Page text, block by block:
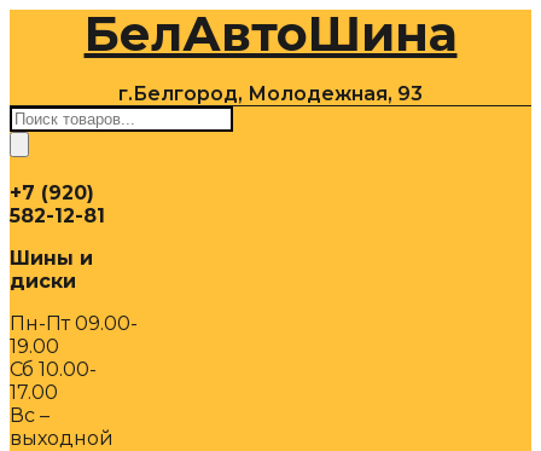
содержимомуБелАвтоШина
г.Белгород, Молодежная, 93
Поиск
товаров
+7 (920)
582-12-81
Шины и
диски
Пн-Пт 09.00-
19.00
Сб 10.00-
17.00
Вс –
выходной